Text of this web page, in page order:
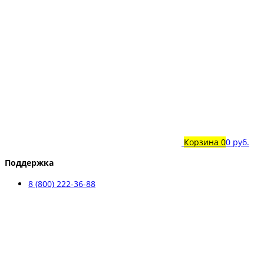
Корзина 00 руб.
Поддержка
8 (800) 222-36-88